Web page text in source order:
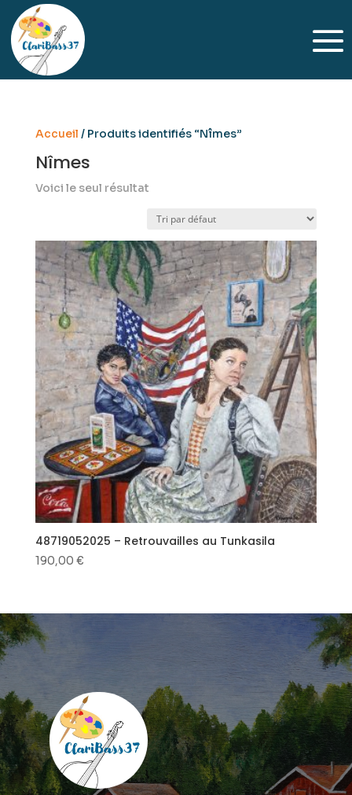
Accueil / Produits identifiés “Nîmes”
Nîmes
Voici le seul résultat
48719052025 – Retrouvailles au Tunkasila
190,00 €